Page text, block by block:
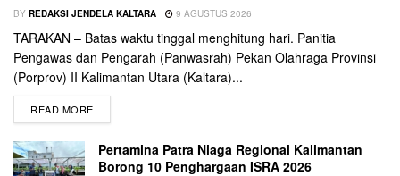
BY REDAKSI JENDELA KALTARA 9 AGUSTUS 2026
TARAKAN – Batas waktu tinggal menghitung hari. Panitia
Pengawas dan Pengarah (Panwasrah) Pekan Olahraga Provinsi
(Porprov) II Kalimantan Utara (Kaltara)...
READ MORE
Pertamina Patra Niaga Regional Kalimantan
Borong 10 Penghargaan ISRA 2026